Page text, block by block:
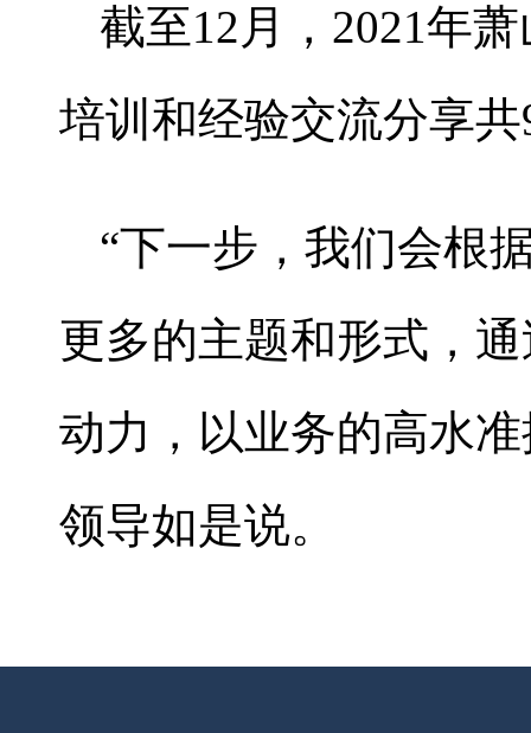
截至12月，2021年
培训和经验交流分享
“下一步，我们会根
更多的主题和形式，
动力，以业务的高水
领导如是说。